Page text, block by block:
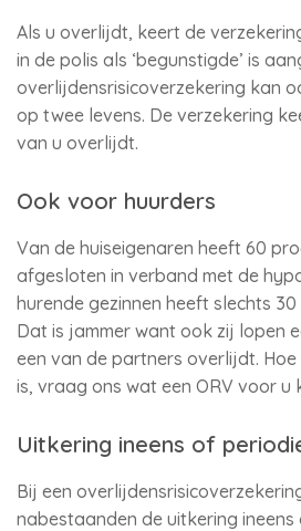
Als u overlijdt, keert de
in de polis als ‘begunstigde’ is
overlijdensrisicoverzekering kan
op twee levens. De verzekering
van u overlijdt.
Ook voor huurders
Van de huiseigenaren heeft 60
afgesloten in verband met de
hurende gezinnen heeft slechts
Dat is jammer want ook zij lopen
een van de partners overlijdt.
is, vraag ons wat een ORV voor u
Uitkering ineens of
Bij een
nabestaanden de uitkering